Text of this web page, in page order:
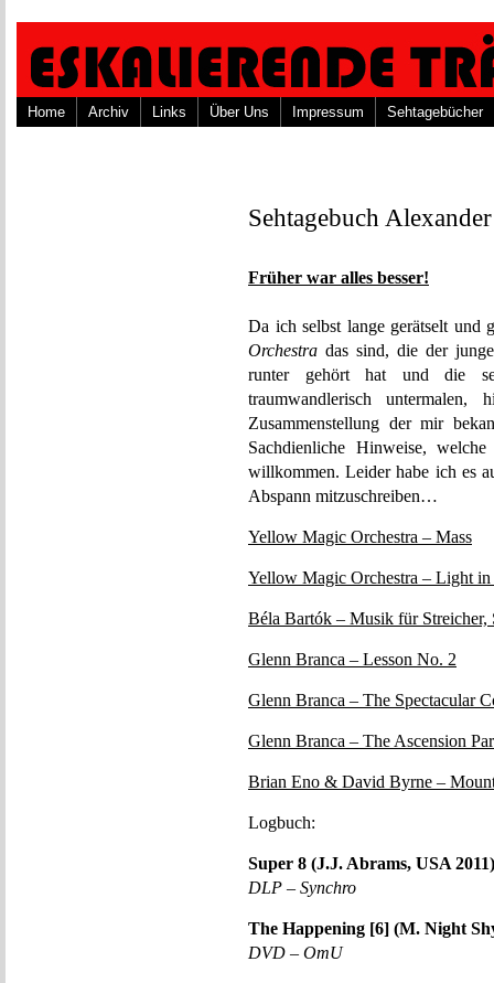
Home Archiv Links Über Uns Impressum Sehtagebücher
Sehtagebuch
Früher war alles besser!
Da ich selbst lange gerätselt und
Orchestra das sind, die der
runter gehört hat und die
traumwandlerisch
Zusammenstellung der mir
Sachdienliche Hinweise,
willkommen. Leider habe ich es
Abspann mitzuschreiben…
Yellow Magic Orchestra – Mass
Yellow Magic Orchestra – Light in
Béla Bartók – Musik für Streicher,
Glenn Branca – Lesson No. 2
Glenn Branca – The Spectacular
Glenn Branca – The Ascension
Brian Eno & David Byrne –
Logbuch:
Super 8 (J.J. Abrams, USA 2011)
DLP – Synchro
The Happening [6] (M. Night
DVD – OmU